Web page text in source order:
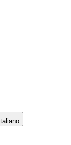
Italiano